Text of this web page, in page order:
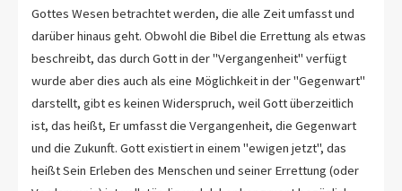
Gottes Wesen betrachtet werden, die alle Zeit umfasst und
darüber hinaus geht. Obwohl die Bibel die Errettung als etwas
beschreibt, das durch Gott in der "Vergangenheit" verfügt
wurde aber dies auch als eine Möglichkeit in der "Gegenwart"
darstellt, gibt es keinen Widerspruch, weil Gott überzeitlich
ist, das heißt, Er umfasst die Vergangenheit, die Gegenwart
und die Zukunft. Gott existiert in einem "ewigen jetzt", das
heißt Sein Erleben des Menschen und seiner Errettung (oder